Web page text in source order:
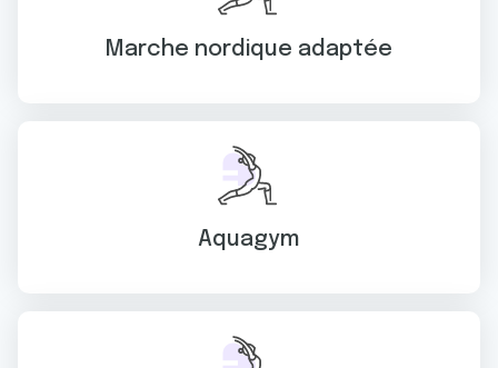
Marche nordique adaptée
Aquagym